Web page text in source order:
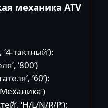
механика ATV
‘4-тактный’):
‘800’)
’60’):
‘H/L/N/R/P’):